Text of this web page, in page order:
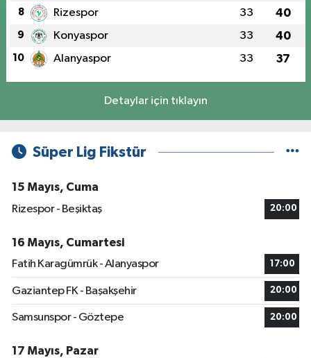
8 Rizespor 33 40
9 Konyaspor 33 40
10 Alanyaspor 33 37
Detaylar için tıklayın
Süper Lig Fikstür
15 Mayıs, Cuma
Rizespor - Beşiktaş
20:00
16 Mayıs, Cumartesi
Fatih Karagümrük - Alanyaspor
17:00
Gaziantep FK - Başakşehir 20:00
Samsunspor - Göztepe 20:00
17 Mayıs, Pazar